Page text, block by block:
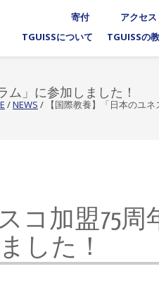
寄付 アクセス
TGUISSについて
TGUISSの
ム」に参加しました！
/NEWS / 【国際教養】「日本のユ
コ加盟75周
した！